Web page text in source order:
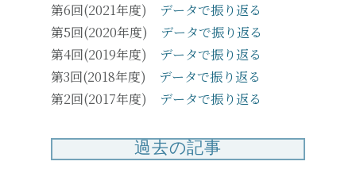
第6回(2021年度) データで振り返る
第5回(2020年度) データで振り返る
第4回(2019年度) データで振り返る
第3回(2018年度) データで振り返る
第2回(2017年度) データで振り返る
過去の記事